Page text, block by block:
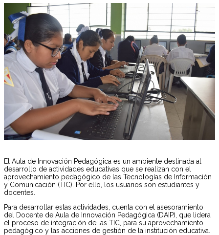
El Aula de Innovación Pedagógica es un ambiente destinada al
desarrollo de actividades educativas que se realizan con el
aprovechamiento pedagógico de las Tecnologías de Información
y Comunicación (TIC). Por ello, los usuarios son estudiantes y
docentes.
Para desarrollar estas actividades, cuenta con el asesoramiento
del Docente de Aula de Innovación Pedagógica (DAIP), que lidera
el proceso de integración de las TIC, para su aprovechamiento
pedagógico y las acciones de gestión de la institución educativa.